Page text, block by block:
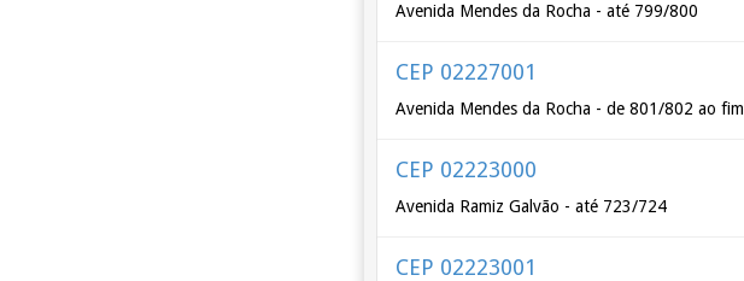
Avenida Mendes da Rocha - até 799/800
CEP 02227001
Avenida Mendes da Rocha - de 801/802 ao fim
CEP 02223000
Avenida Ramiz Galvão - até 723/724
CEP 02223001